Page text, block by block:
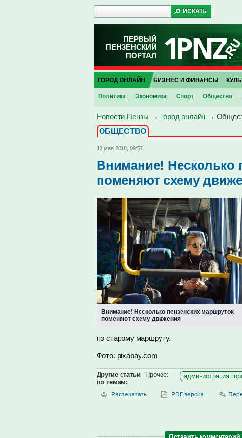
ПЕРВЫЙ
ПЕНЗЕНСКИЙ
ПОРТАЛ
ГОРОД ОНЛАЙН
Политика Экономика Спорт Общество
БИЗНЕС И ФИНАНСЫ
Новости Пензы → Город онлайн →
ОБЩЕСТВО
12 мая 2018, 09:57
Внимание! Несколько
поменяют схему
Внимание! Несколько пензенских маршруток
поменяют схему движения
по старому маршруту.
Фото: pixabay.com
Другие статьи
по темам:
Прочее: администрация
Распечатать PDF версия
Оставить комментарий